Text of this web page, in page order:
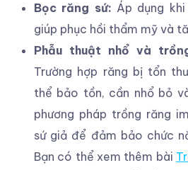
Bọc răng sứ: Áp dụng
giúp phục hồi thẩm mỹ và
Phẫu thuật nhổ và
Trường hợp răng bị tổn
thể bảo tồn, cần nhổ bỏ
phương pháp trồng răng
sứ giả để đảm bảo chức
Bạn có thể xem thêm bài